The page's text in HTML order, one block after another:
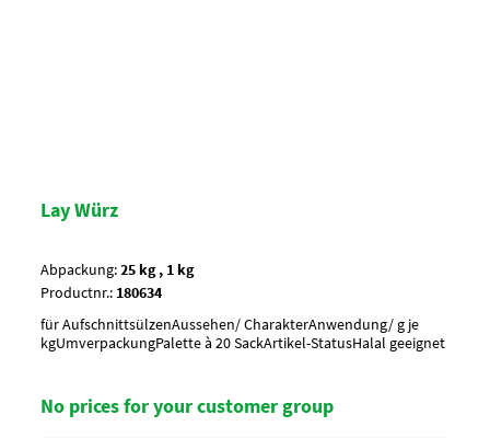
Lay Würz
Abpackung:
25 kg , 1 kg
Productnr.: 180634
für AufschnittsülzenAussehen/ CharakterAnwendung/ g je
kgUmverpackungPalette à 20 SackArtikel-StatusHalal geeignet
No prices for your customer group